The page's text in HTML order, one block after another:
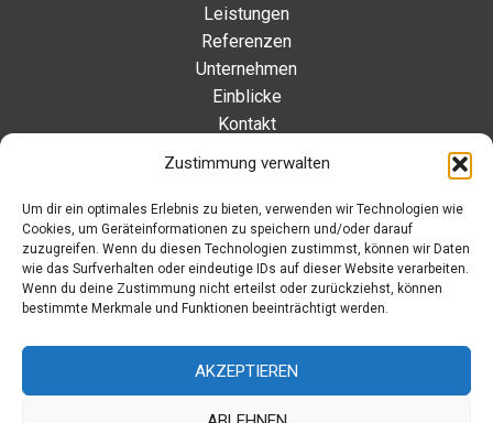
Zustimmung verwalten
Um dir ein optimales Erlebnis zu bieten, verwenden wir Technologien wie
Cookies, um Geräteinformationen zu speichern und/oder darauf
zuzugreifen. Wenn du diesen Technologien zustimmst, können wir Daten
wie das Surfverhalten oder eindeutige IDs auf dieser Website verarbeiten.
Wenn du deine Zustimmung nicht erteilst oder zurückziehst, können
bestimmte Merkmale und Funktionen beeinträchtigt werden.
AKZEPTIEREN
Leistungen
Referenzen
Unternehmen
Einblicke
Kontakt
Eleonorenstraße 20 | 30449 Hannover Deutschland
Telefon: +49 511 89 880 494
Telefax: +49 511 89 880 495
info[at]aaroon.de